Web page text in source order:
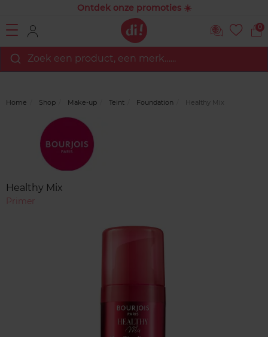
Ontdek onze promoties ☀️
0
Zoek een product, een merk…...
Home Shop Make-up Teint Foundation Healthy Mix
Healthy Mix
Primer